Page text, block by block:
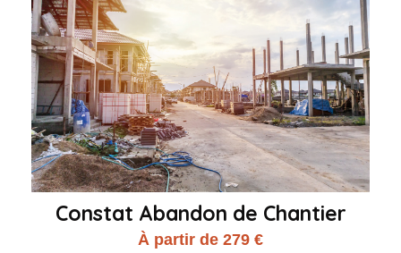
Constat Abandon de Chantier
À partir de 279 €